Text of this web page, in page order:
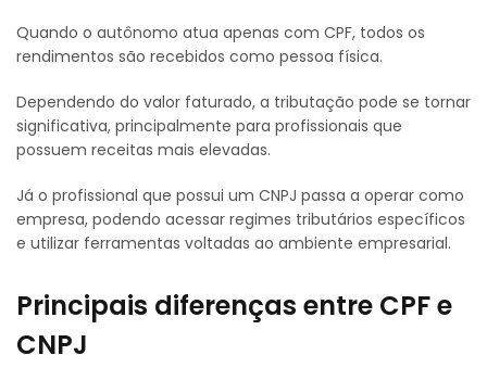
Quando o autônomo atua apenas com CPF, todos os
rendimentos são recebidos como pessoa física.
Dependendo do valor faturado, a tributação pode se tornar
significativa, principalmente para profissionais que
possuem receitas mais elevadas.
Já o profissional que possui um CNPJ passa a operar como
empresa, podendo acessar regimes tributários específicos
e utilizar ferramentas voltadas ao ambiente empresarial.
Principais diferenças entre CPF e
CNPJ